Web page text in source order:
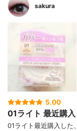
sakura
5.00
01ライト 最近購
01ライト最近購入した